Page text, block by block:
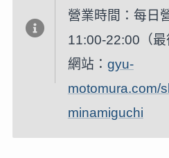
營業時間：每日
11:00-22:00（最
網站： gyu-
motomura.com/
minamiguchi